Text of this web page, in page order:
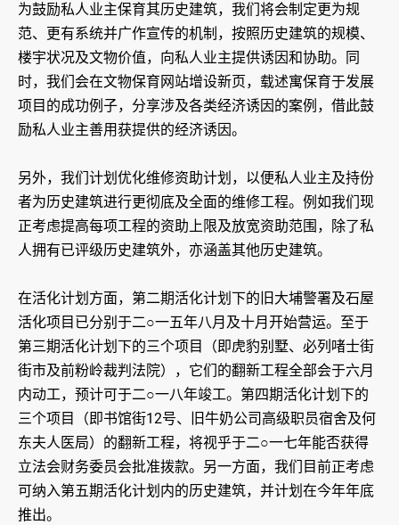
为鼓励私人业主保育其历史建筑，我们将会制定更为规
范、更有系统并广作宣传的机制，按照历史建筑的规模、
楼宇状况及文物价值，向私人业主提供诱因和协助。同
时，我们会在文物保育网站增设新页，载述寓保育于发展
项目的成功例子，分享涉及各类经济诱因的案例，借此鼓
励私人业主善用获提供的经济诱因。
另外，我们计划优化维修资助计划，以便私人业主及持份
者为历史建筑进行更彻底及全面的维修工程。例如我们现
正考虑提高每项工程的资助上限及放宽资助范围，除了私
人拥有已评级历史建筑外，亦涵盖其他历史建筑。
在活化计划方面，第二期活化计划下的旧大埔警署及石屋
活化项目已分别于二○一五年八月及十月开始营运。至于
第三期活化计划下的三个项目（即虎豹别墅、必列啫士街
街市及前粉岭裁判法院），它们的翻新工程全部会于六月
内动工，预计可于二○一八年竣工。第四期活化计划下的
三个项目（即书馆街12号、旧牛奶公司高级职员宿舍及何
东夫人医局）的翻新工程，将视乎于二○一七年能否获得
立法会财务委员会批准拨款。另一方面，我们目前正考虑
可纳入第五期活化计划内的历史建筑，并计划在今年年底
推出。